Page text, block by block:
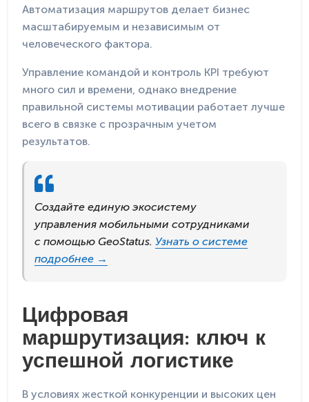
Автоматизация маршрутов делает бизнес
масштабируемым и независимым от
человеческого фактора.
Управление командой и контроль KPI требуют
много сил и времени, однако внедрение
правильной системы мотивации работает лучше
всего в связке с прозрачным учетом
результатов.
Создайте единую экосистему
управления мобильными сотрудниками
с помощью GeoStatus. Узнать о системе
подробнее →
Цифровая
маршрутизация: ключ к
успешной логистике
В условиях жесткой конкуренции и высоких цен